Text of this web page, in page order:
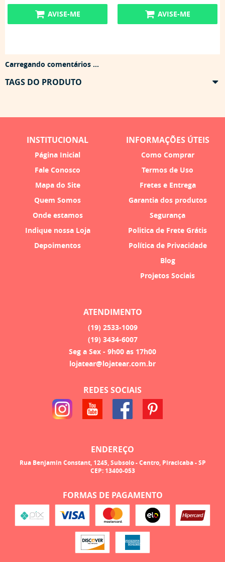
AVISE-ME AVISE-ME
Carregando comentários ...
TAGS DO PRODUTO
INSTITUCIONAL
Página Inicial
Fale Conosco
Mapa do Site
Quem Somos
Onde estamos
Indique nossa Loja
Depoimentos
INFORMAÇÕES ÚTEIS
Como Comprar
Termos de Uso
Fretes e Entrega
Garantia dos produtos
Segurança
Politica de Frete Grátis
Política de Privacidade
Blog
Projetos Sociais
ATENDIMENTO
(19) 2533-1009
(19) 3434-6007
Seg a Sex - 9h00 as 17h00
lojatear@lojatear.com.br
REDES SOCIAIS
ENDEREÇO
Rua Benjamin Constant, 1245, Subsolo-Centro, Piracicaba-SP
CEP: 13400-053
FORMAS DE PAGAMENTO